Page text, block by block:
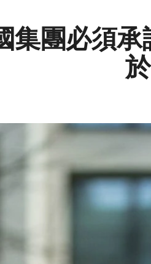
集團必須